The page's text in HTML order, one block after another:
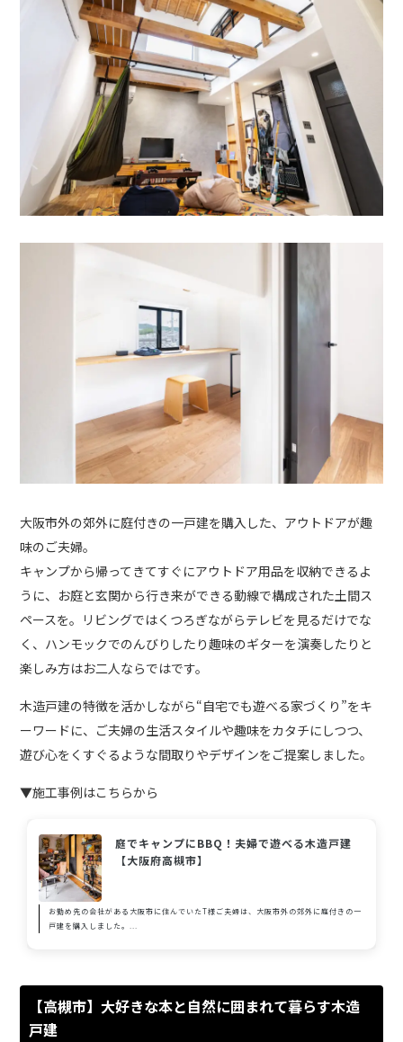
大阪市外の郊外に庭付きの一戸建を購入した、アウトドアが趣
味のご夫婦。
キャンプから帰ってきてすぐにアウトドア用品を収納できるよ
うに、お庭と玄関から行き来ができる動線で構成された土間ス
ペースを。リビングではくつろぎながらテレビを見るだけでな
く、ハンモックでのんびりしたり趣味のギターを演奏したりと
楽しみ方はお二人ならではです。
木造戸建の特徴を活かしながら“自宅でも遊べる家づくり”をキ
ーワードに、ご夫婦の生活スタイルや趣味をカタチにしつつ、
遊び心をくすぐるような間取りやデザインをご提案しました。
▼施工事例はこちらから
庭でキャンプにBBQ！夫婦で遊べる木造戸建
【大阪府高槻市】
お勤め先の会社がある大阪市に住んでいたT様ご夫婦は、大阪市外の郊外に庭付きの一
戸建を購入しました。...
【高槻市】大好きな本と自然に囲まれて暮らす木造
戸建